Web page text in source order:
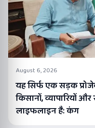
August 6, 2026
यह सिर्फ एक सड़क
किसानों, व्यापारियों
लाइफलाइन है: कंग